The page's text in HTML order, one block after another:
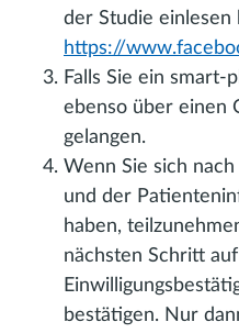
der Studie einlesen
https://
Falls Sie ein smart-
ebenso über einen
gelangen.
Wenn Sie sich
und der
haben,
nächsten Schritt
bestätigen. Nur